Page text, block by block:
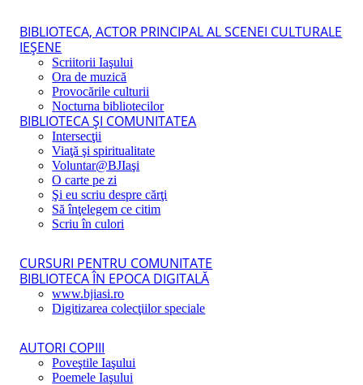
BIBLIOTECA, ACTOR PRINCIPAL AL SCENEI CULTURALE
IEŞENE
Scriitorii Iaşului
Ora de muzică
Provocările culturii
Nocturna bibliotecilor
BIBLIOTECA ŞI COMUNITATEA
Intersecţii
Viaţă şi spiritualitate
Voluntar@BJIaşi
O carte pe zi
Şi eu scriu despre cărţi
Să înţelegem ce citim
Scriu în culori
CURSURI PENTRU COMUNITATE
BIBLIOTECA ÎN EPOCA DIGITALĂ
www.bjiasi.ro
Digitizarea colecţiilor speciale
AUTORI COPIII
Poveştile Iaşului
Poemele Iaşului